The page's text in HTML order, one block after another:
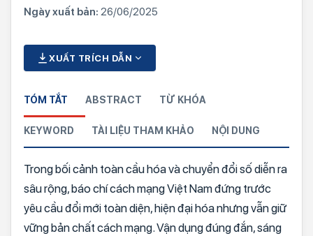
Ngày xuất bản: 26/06/2025
XUẤT TRÍCH DẪN
TÓM TẮT ABSTRACT TỪ KHÓA
KEYWORD TÀI LIỆU THAM KHẢO NỘI DUNG
Trong bối cảnh toàn cầu hóa và chuyển đổi số diễn ra
sâu rộng, báo chí cách mạng Việt Nam đứng trước
yêu cầu đổi mới toàn diện, hiện đại hóa nhưng vẫn giữ
vững bản chất cách mạng. Vận dụng đúng đắn, sáng